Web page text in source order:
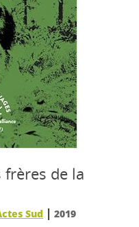
frères de la
Sud |2019